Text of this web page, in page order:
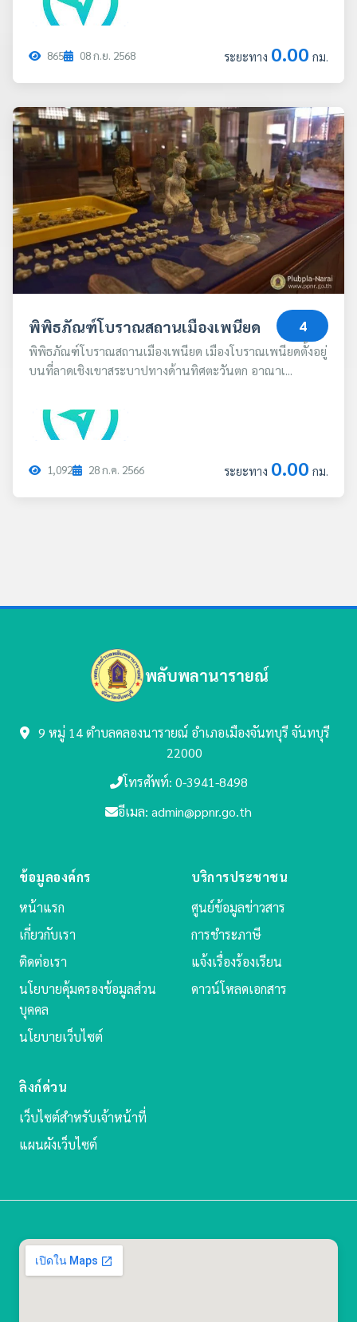
865 08ก.ย. 2568 ระยะทาง 0.00 กม.
พิพิธภัณฑ์โบราณสถานเมืองเพนียด 4
พิพิธภัณฑ์โบราณสถานเมืองเพนียด เมืองโบราณเพนียดตั้งอยู่
บนที่ลาดเชิงเขาสระบาปทางด้านทิศตะวันตก อาณาเ...
1,092 28ก.ค. 2566 ระยะทาง 0.00 กม.
พลับพลานารายณ์
9 หมู่ 14 ตำบลคลองนารายณ์ อำเภอเมืองจันทบุรี จันทบุรี
22000
โทรศัพท์: 0-3941-8498
อีเมล: admin@ppnr.go.th
ข้อมูลองค์กร
หน้าแรก
เกี่ยวกับเรา
ติดต่อเรา
นโยบายคุ้มครองข้อมูลส่วน
บุคคล
นโยบายเว็บไซต์
บริการประชาชน
ศูนย์ข้อมูลข่าวสาร
การชำระภาษี
แจ้งเรื่องร้องเรียน
ดาวน์โหลดเอกสาร
ลิงก์ด่วน
เว็บไซต์สำหรับเจ้าหน้าที่
แผนผังเว็บไซต์